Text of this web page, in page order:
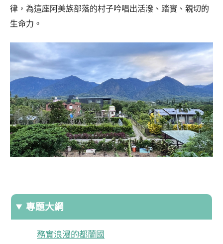
律，為這座阿美族部落的村子吟唱出活潑、踏實、親切的
生命力。
專題大綱
務實浪漫的都蘭國